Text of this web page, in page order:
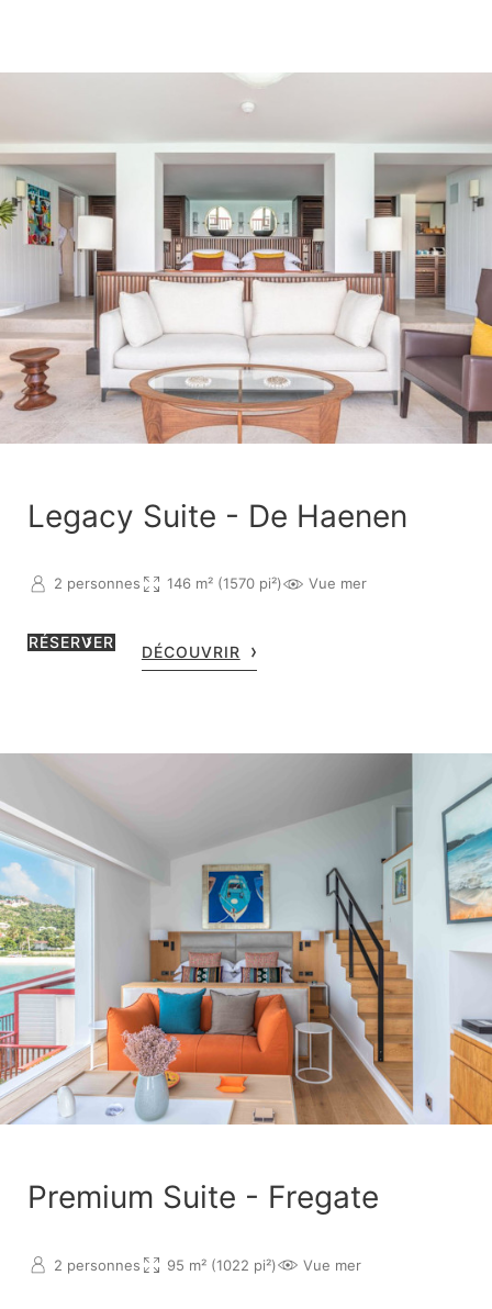
Legacy Suite - De Haenen
2 personnes 146 m² (1570 pi²) Vue mer
RÉSERVER
DÉCOUVRIR
Premium Suite - Fregate
2 personnes 95 m² (1022 pi²) Vue mer